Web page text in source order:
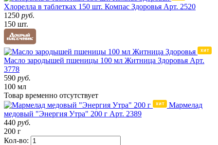
Хлорелла в таблетках 150 шт. Компас Здоровья Арт. 2520
1250 руб.
150 шт.
Масло зародышей пшеницы 100 мл Житница Здоровья Арт.
3778
590 руб.
100 мл
Товар временно отсутствует
Мармелад
медовый "Энергия Утра" 200 г Арт. 2389
440 руб.
200 г
Кол-во: